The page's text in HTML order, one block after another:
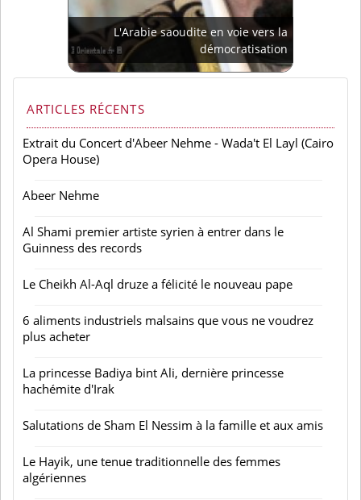
L'Arabie saoudite en voie vers la
démocratisation
ARTICLES RÉCENTS
Extrait du Concert d'Abeer Nehme - Wada't El Layl (Cairo
Opera House)
Abeer Nehme
Al Shami premier artiste syrien à entrer dans le
Guinness des records
Le Cheikh Al-Aql druze a félicité le nouveau pape
6 aliments industriels malsains que vous ne voudrez
plus acheter
La princesse Badiya bint Ali, dernière princesse
hachémite d'Irak
Salutations de Sham El Nessim à la famille et aux amis
Le Hayik, une tenue traditionnelle des femmes
algériennes